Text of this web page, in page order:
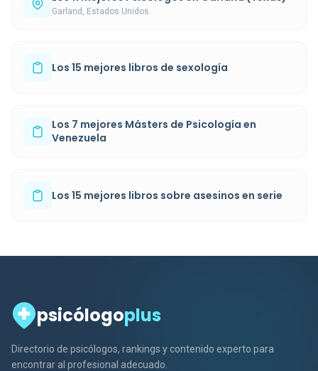
Garland, Estados Unidos
Los 15 mejores libros de sexología
Los 7 mejores Másters de Psicología en
Venezuela
Los 15 mejores libros sobre asesinos en serie
psicólogoplus
Directorio de psicólogos, rankings y contenido experto para
encontrar al profesional adecuado.